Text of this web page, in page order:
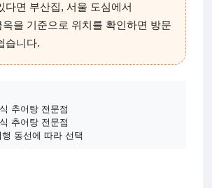
다면 부산집, 서울 도심에서
을 기준으로 위치를 확인하면 방문
습니다.
추어탕 전문점
추어탕 전문점
동선에 따라 선택